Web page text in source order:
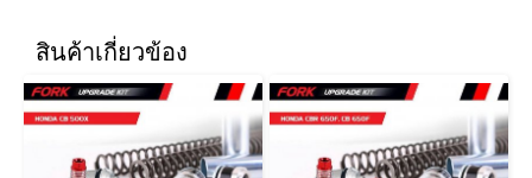
สินค้าเกี่ยวข้อง